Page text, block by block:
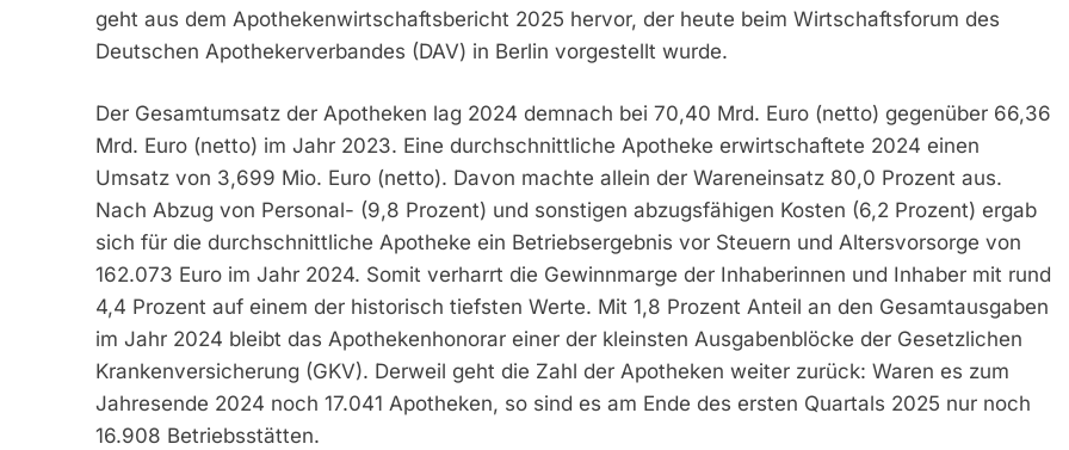
geht aus dem Apothekenwirtschaftsbericht 2025 hervor, der heute beim Wirtschaftsforum des
Deutschen Apothekerverbandes (DAV) in Berlin vorgestellt wurde.
Der Gesamtumsatz der Apotheken lag 2024 demnach bei 70,40 Mrd. Euro (netto) gegenüber 66,36
Mrd. Euro (netto) im Jahr 2023. Eine durchschnittliche Apotheke erwirtschaftete 2024 einen
Umsatz von 3,699 Mio. Euro (netto). Davon machte allein der Wareneinsatz 80,0 Prozent aus.
Nach Abzug von Personal- (9,8 Prozent) und sonstigen abzugsfähigen Kosten (6,2 Prozent) ergab
sich für die durchschnittliche Apotheke ein Betriebsergebnis vor Steuern und Altersvorsorge von
162.073 Euro im Jahr 2024. Somit verharrt die Gewinnmarge der Inhaberinnen und Inhaber mit rund
4,4 Prozent auf einem der historisch tiefsten Werte. Mit 1,8 Prozent Anteil an den Gesamtausgaben
im Jahr 2024 bleibt das Apothekenhonorar einer der kleinsten Ausgabenblöcke der Gesetzlichen
Krankenversicherung (GKV). Derweil geht die Zahl der Apotheken weiter zurück: Waren es zum
Jahresende 2024 noch 17.041 Apotheken, so sind es am Ende des ersten Quartals 2025 nur noch
16.908 Betriebsstätten.